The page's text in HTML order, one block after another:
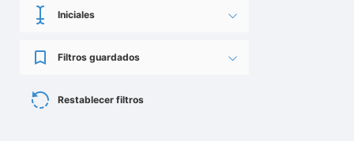
Iniciales
Filtros guardados
Restablecer filtros